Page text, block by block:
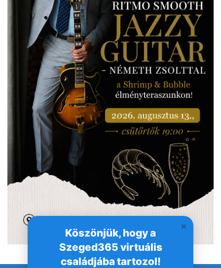
Köszönjük, hogy a
Szeged365 virtuális
családjába tartozol!